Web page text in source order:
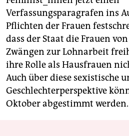
Verfassungsparagrafen ins
Pflichten der Frauen
dass der Staat die Frauen
Zwängen zur Lohnarbeit
ihre Rolle als Hausfrauen
Auch über diese sexistische
Geschlechterperspektive
Oktober abgestimmt werden.